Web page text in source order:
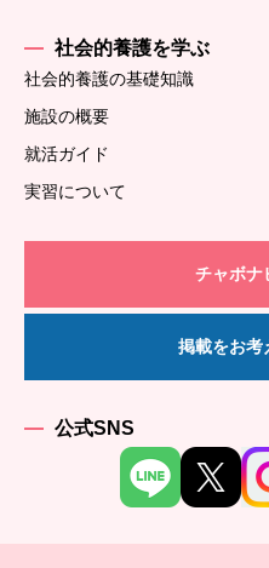
社会的養護を学ぶ
社会的養護の基礎知識
施設の概要
就活ガイド
実習について
チャボナ
掲載をお考
公式SNS